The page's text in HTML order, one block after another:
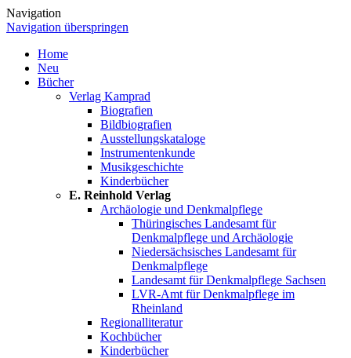
Navigation
Navigation überspringen
Home
Neu
Bücher
Verlag Kamprad
Biografien
Bildbiografien
Ausstellungskataloge
Instrumentenkunde
Musikgeschichte
Kinderbücher
E. Reinhold Verlag
Archäologie und Denkmalpflege
Thüringisches Landesamt für
Denkmalpflege und Archäologie
Niedersächsisches Landesamt für
Denkmalpflege
Landesamt für Denkmalpflege Sachsen
LVR-Amt für Denkmalpflege im
Rheinland
Regionalliteratur
Kochbücher
Kinderbücher